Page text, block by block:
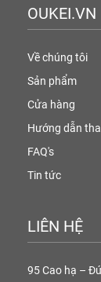
OUKEI.VN
Về chúng tôi
Sản phẩm
Cửa hàng
Hướng dẫn
FAQ's
Tin tức
LIÊN HỆ
95 Cao hạ –